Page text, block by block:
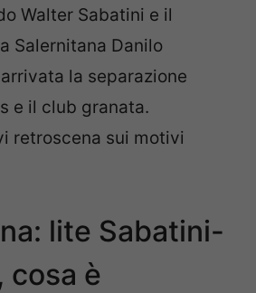
Walter Sabatini e il
Salernitana Danilo
la separazione
e il club granata.
retroscena sui motivi
lite Sabatini-
cosa è